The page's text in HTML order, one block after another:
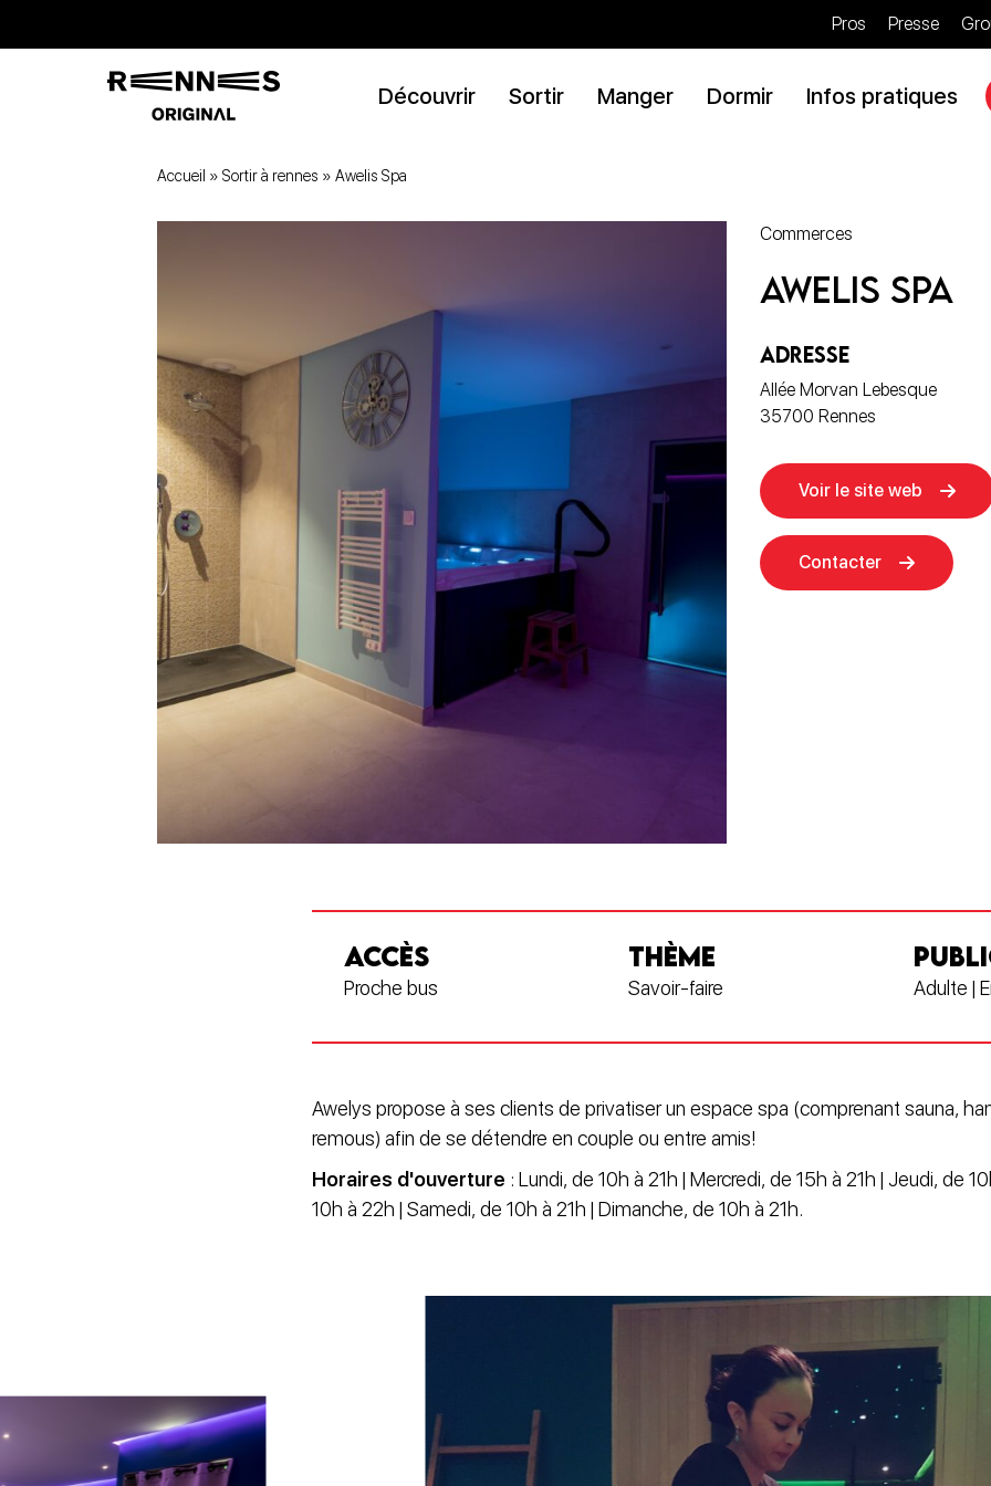
Pros Presse
Découvrir Sortir Manger Dormir Infos pratiques
Accueil » Sortir à rennes » Awelis Spa
Commerces
Awelis Spa
ADRESSE
Allée Morvan Lebesque
35700 Rennes
Voir le site web
Contacter
ACCÈS
Proche bus
THÈME
Savoir-faire Adulte |
Awelys propose à ses clients de privatiser un espace spa (comprenant sauna,
remous) afin de se détendre en couple ou entre amis!
Horaires d'ouverture : Lundi, de 10h à 21h | Mercredi, de 15h à 21h | Jeudi, de
10h à 22h | Samedi, de 10h à 21h | Dimanche, de 10h à 21h.